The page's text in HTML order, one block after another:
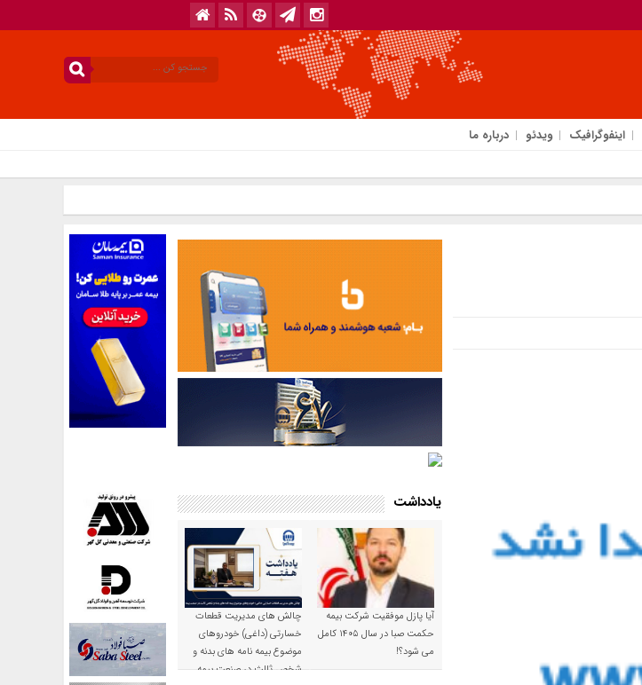
اینفوگرافیک ویدئو درباره ما
یادداشت
آیا پازل موفقیت شرکت بیمه
حکمت صبا در سال ۱۴۰۵ کامل
می شود؟!
چالش های مدیریت قطعات
خسارتی (داغی) خودروهای
موضوع بیمه نامه های بدنه و
شخص ثالث در صنعت بیمه